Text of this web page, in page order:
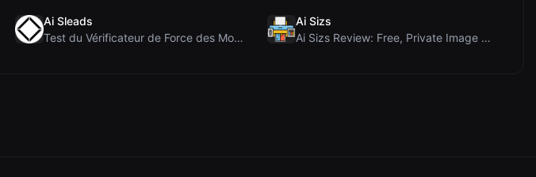
Ai Sleads
Test du Vérificateur de Force des Mots de Passe d'...
Ai Sizs
Ai Sizs Review: Free, Private Image Similarity & B...